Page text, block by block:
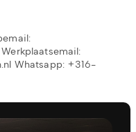
Werkplaatsemail:
Whatsapp: +316-